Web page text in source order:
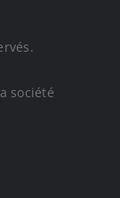
société